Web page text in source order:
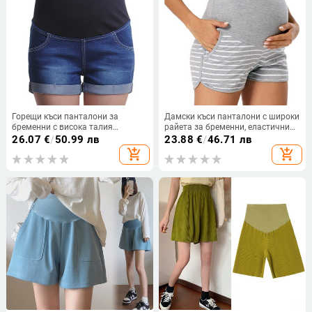
Горещи къси панталони за
бременни с висока талия
Еластични дънкови панталони за
бременност Летни къси дънки за
бременни Модни пролетни дрехи
26.07 €/50.99 лв
add_shopping_cart
Дамски къси панталони с широки
райета за бременни, еластични
къси панталони с висока талия,
широки джобни панталони за
бременни, летни плажни къси
23.88 €/46.71 лв
add_shopping_cart